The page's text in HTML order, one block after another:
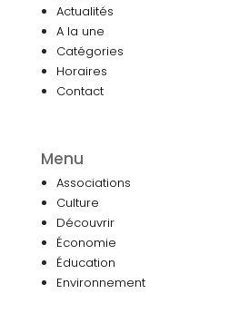
Actualités
A la une
Catégories
Horaires
Contact
Menu
Associations
Culture
Découvrir
Économie
Éducation
Environnement